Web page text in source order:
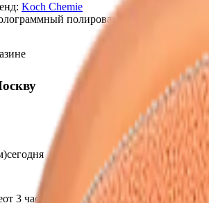
Koch Chemie
полировальный круг 80x30
сегодня
от 3 часов